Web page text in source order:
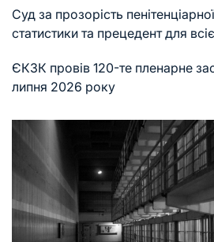
Суд за прозорість
статистики та прецедент для
ЄКЗК провів 120-те пленарне
липня 2026 року